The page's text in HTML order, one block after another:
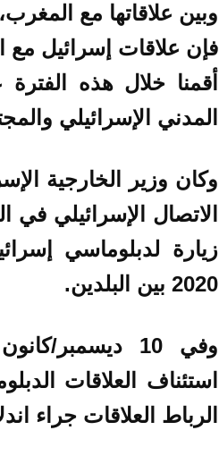
وبين علاقاتها مع
أقمنا خلال هذه
المدني الإسرائيلي
وكان وزير الخارجية
الاتصال الإسرائيلي في
زيارة لدبلوماسي
2020 بين البلدين.
وفي 10
الرباط العلاقات جراء